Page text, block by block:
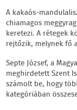
A kakaós-
chiamagos
keretezi. A rétegek
rejtőzik, melynek fő
Septe József, a
meghirdetett Szent
számolt be, hogy
kategóriában